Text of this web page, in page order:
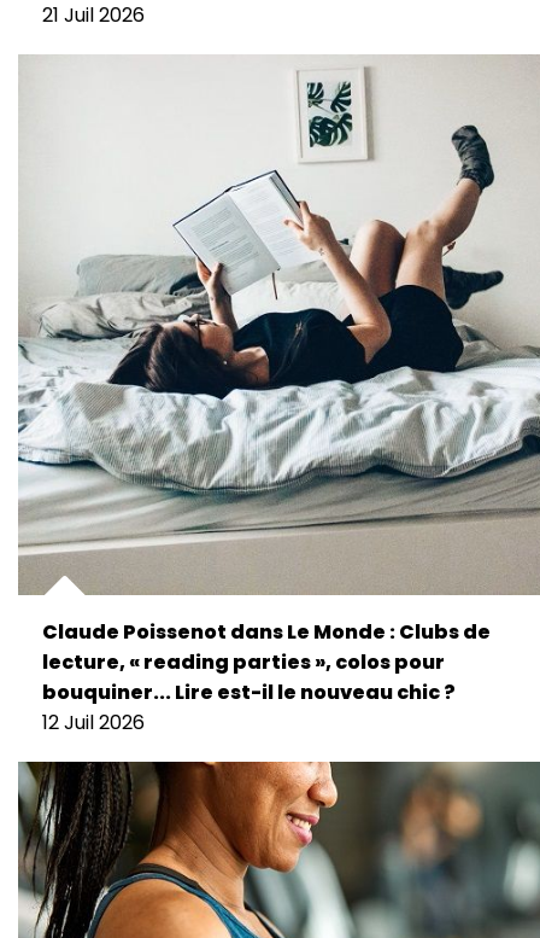
21 Juil 2026
Claude Poissenot dans Le Monde : Clubs de
lecture, « reading parties », colos pour
bouquiner... Lire est-il le nouveau chic ?
12 Juil 2026